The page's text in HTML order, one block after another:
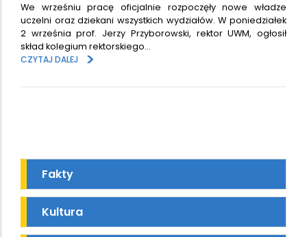
We wrześniu pracę oficjalnie rozpoczęły nowe władze
uczelni oraz dziekani wszystkich wydziałów. W poniedziałek
2 września prof. Jerzy Przyborowski, rektor UWM, ogłosił
skład kolegium rektorskiego…
CZYTAJ DALEJ
>
Fakty
Kultura